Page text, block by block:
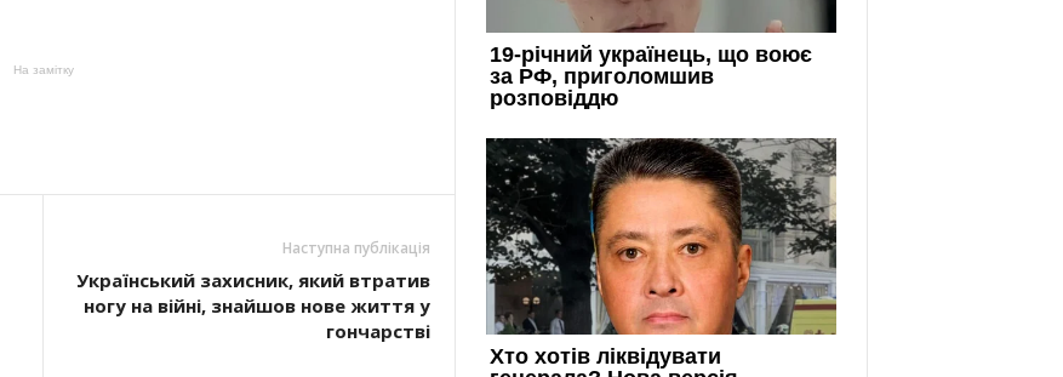
На замітку
Наступна публікація
Український захисник, який втратив
ногу на війні, знайшов нове життя у
гончарстві